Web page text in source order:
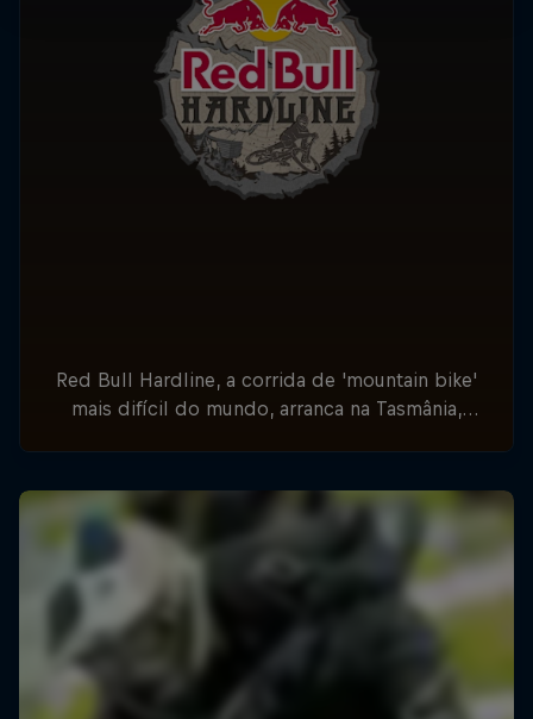
Red Bull Hardline, a corrida de 'mountain bike'
mais difícil do mundo, arranca na Tasmânia,
de julho.